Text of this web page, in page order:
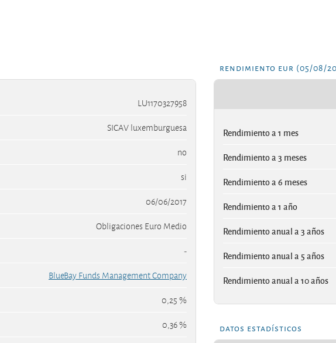
LU1170327958
SICAV luxemburguesa
no
si
06/06/2017
Obligaciones Euro Medio
-
BlueBay Funds Management Company
0,25 %
0,36 %
rendimiento eur (05/08/
Rendimiento a 1 mes
Rendimiento a 3 meses
Rendimiento a 6 meses
Rendimiento a 1 año
Rendimiento anual a 3 años
Rendimiento anual a 5 años
Rendimiento anual a 10 años
datos estadísticos